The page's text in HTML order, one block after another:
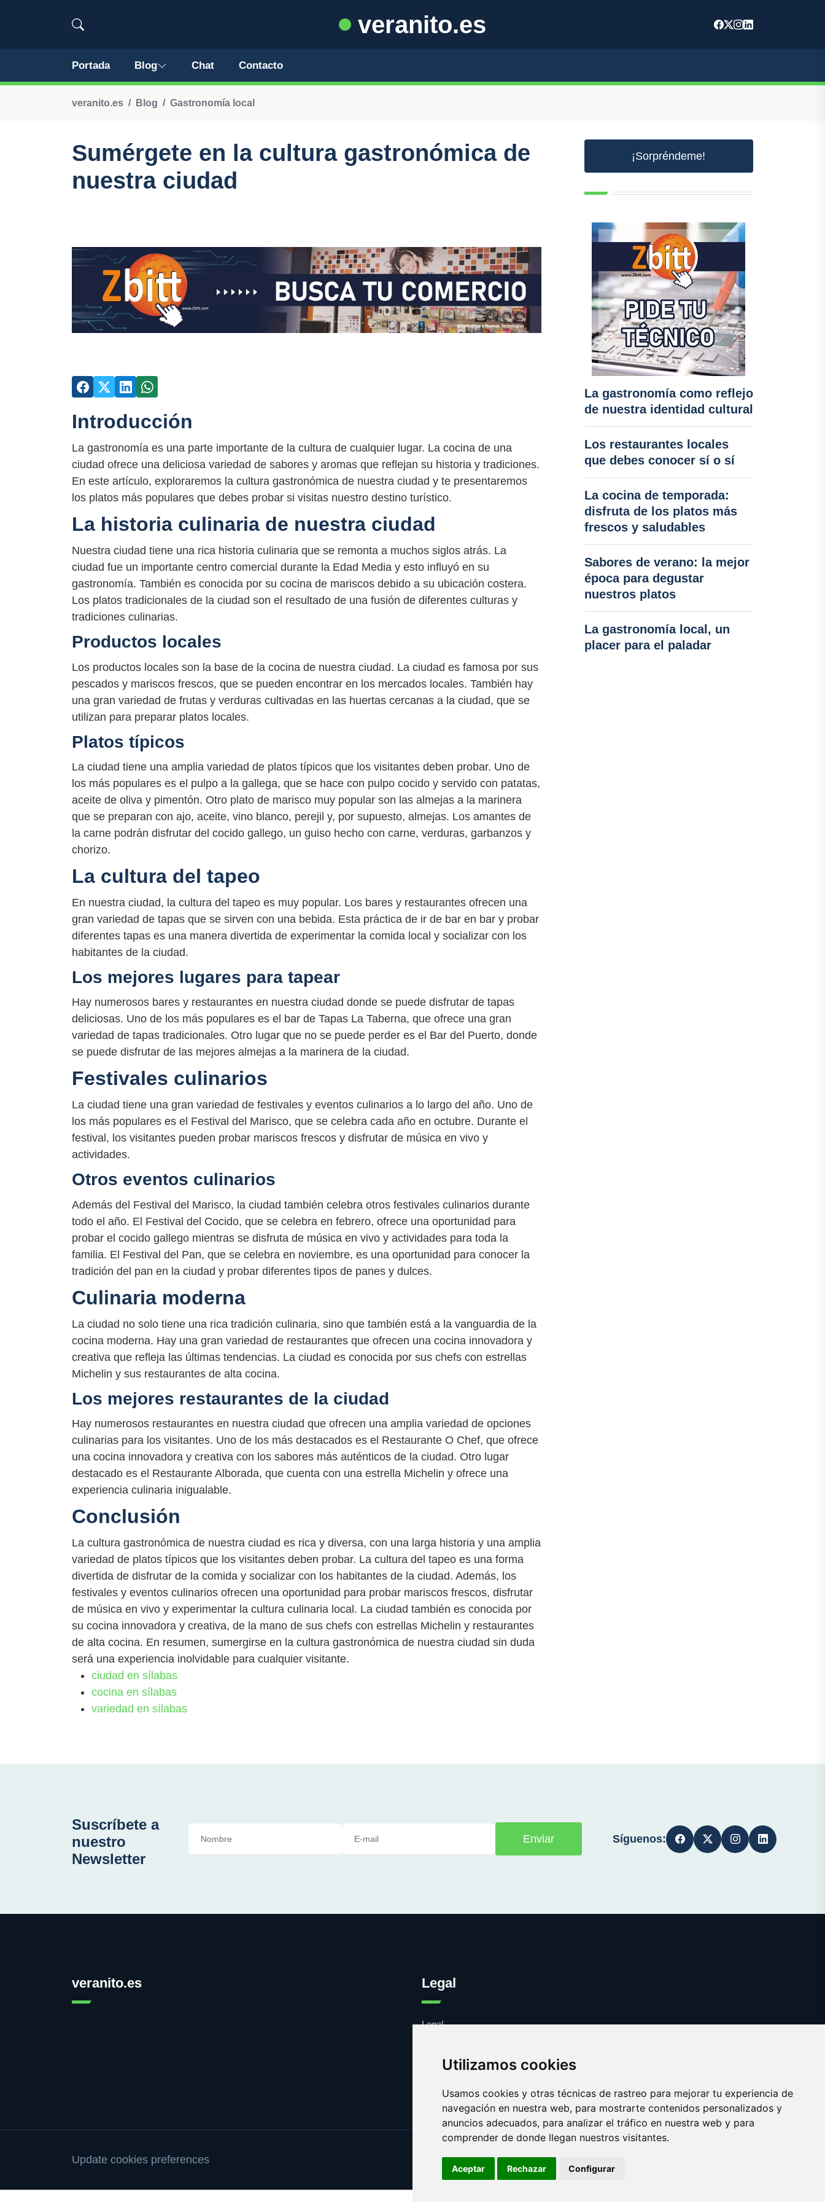
Utilizamos cookies
Usamos cookies y otras técnicas de rastreo para mejorar tu experiencia de
navegación en nuestra web, para mostrarte contenidos personalizados y
anuncios adecuados, para analizar el tráfico en nuestra web y para
comprender de donde llegan nuestros visitantes.
Aceptar Rechazar Configurar
veranito.es
Portada Blog Chat Contacto
veranito.es Blog Gastronomía local
Sumérgete en la cultura gastronómica de
nuestra ciudad
Introducción
La gastronomía es una parte importante de la cultura de cualquier lugar. La cocina de una
ciudad ofrece una deliciosa variedad de sabores y aromas que reflejan su historia y tradiciones.
En este artículo, exploraremos la cultura gastronómica de nuestra ciudad y te presentaremos
los platos más populares que debes probar si visitas nuestro destino turístico.
La historia culinaria de nuestra ciudad
Nuestra ciudad tiene una rica historia culinaria que se remonta a muchos siglos atrás. La
ciudad fue un importante centro comercial durante la Edad Media y esto influyó en su
gastronomía. También es conocida por su cocina de mariscos debido a su ubicación costera.
Los platos tradicionales de la ciudad son el resultado de una fusión de diferentes culturas y
tradiciones culinarias.
Productos locales
Los productos locales son la base de la cocina de nuestra ciudad. La ciudad es famosa por sus
pescados y mariscos frescos, que se pueden encontrar en los mercados locales. También hay
una gran variedad de frutas y verduras cultivadas en las huertas cercanas a la ciudad, que se
utilizan para preparar platos locales.
Platos típicos
La ciudad tiene una amplia variedad de platos típicos que los visitantes deben probar. Uno de
los más populares es el pulpo a la gallega, que se hace con pulpo cocido y servido con patatas,
aceite de oliva y pimentón. Otro plato de marisco muy popular son las almejas a la marinera
que se preparan con ajo, aceite, vino blanco, perejil y, por supuesto, almejas. Los amantes de
la carne podrán disfrutar del cocido gallego, un guiso hecho con carne, verduras, garbanzos y
chorizo.
La cultura del tapeo
En nuestra ciudad, la cultura del tapeo es muy popular. Los bares y restaurantes ofrecen una
gran variedad de tapas que se sirven con una bebida. Esta práctica de ir de bar en bar y probar
diferentes tapas es una manera divertida de experimentar la comida local y socializar con los
habitantes de la ciudad.
Los mejores lugares para tapear
Hay numerosos bares y restaurantes en nuestra ciudad donde se puede disfrutar de tapas
deliciosas. Uno de los más populares es el bar de Tapas La Taberna, que ofrece una gran
variedad de tapas tradicionales. Otro lugar que no se puede perder es el Bar del Puerto, donde
se puede disfrutar de las mejores almejas a la marinera de la ciudad.
Festivales culinarios
La ciudad tiene una gran variedad de festivales y eventos culinarios a lo largo del año. Uno de
los más populares es el Festival del Marisco, que se celebra cada año en octubre. Durante el
festival, los visitantes pueden probar mariscos frescos y disfrutar de música en vivo y
actividades.
Otros eventos culinarios
Además del Festival del Marisco, la ciudad también celebra otros festivales culinarios durante
todo el año. El Festival del Cocido, que se celebra en febrero, ofrece una oportunidad para
probar el cocido gallego mientras se disfruta de música en vivo y actividades para toda la
familia. El Festival del Pan, que se celebra en noviembre, es una oportunidad para conocer la
tradición del pan en la ciudad y probar diferentes tipos de panes y dulces.
Culinaria moderna
La ciudad no solo tiene una rica tradición culinaria, sino que también está a la vanguardia de la
cocina moderna. Hay una gran variedad de restaurantes que ofrecen una cocina innovadora y
creativa que refleja las últimas tendencias. La ciudad es conocida por sus chefs con estrellas
Michelin y sus restaurantes de alta cocina.
Los mejores restaurantes de la ciudad
Hay numerosos restaurantes en nuestra ciudad que ofrecen una amplia variedad de opciones
culinarias para los visitantes. Uno de los más destacados es el Restaurante O Chef, que ofrece
una cocina innovadora y creativa con los sabores más auténticos de la ciudad. Otro lugar
destacado es el Restaurante Alborada, que cuenta con una estrella Michelin y ofrece una
experiencia culinaria inigualable.
Conclusión
La cultura gastronómica de nuestra ciudad es rica y diversa, con una larga historia y una amplia
variedad de platos típicos que los visitantes deben probar. La cultura del tapeo es una forma
divertida de disfrutar de la comida y socializar con los habitantes de la ciudad. Además, los
festivales y eventos culinarios ofrecen una oportunidad para probar mariscos frescos, disfrutar
de música en vivo y experimentar la cultura culinaria local. La ciudad también es conocida por
su cocina innovadora y creativa, de la mano de sus chefs con estrellas Michelin y restaurantes
de alta cocina. En resumen, sumergirse en la cultura gastronómica de nuestra ciudad sin duda
será una experiencia inolvidable para cualquier visitante.
ciudad en sílabas
cocina en sílabas
variedad en sílabas
¡Sorpréndeme!
La gastronomía como reflejo
de nuestra identidad cultural
Los restaurantes locales
que debes conocer sí o sí
La cocina de temporada:
disfruta de los platos más
frescos y saludables
Sabores de verano: la mejor
época para degustar
nuestros platos
La gastronomía local, un
placer para el paladar
Suscríbete a
nuestro
Newsletter
Enviar Síguenos:
veranito.es Legal
Legal
Contacto
Update cookies preferences